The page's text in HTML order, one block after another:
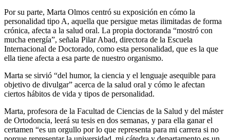
Por su parte, Marta Olmos centró su exposición en cómo la
personalidad tipo A, aquella que persigue metas ilimitadas de forma
crónica, afecta a la salud oral. La propia doctoranda “mostró con
mucha energía”, señala Pilar Abad, directora de la Escuela
Internacional de Doctorado, como esta personalidad, que es la que
ella tiene afecta a esa parte de nuestro organismo.
Marta se sirvió “del humor, la ciencia y el lenguaje asequible para
objetivo de divulgar” acerca de la salud oral y cómo le afectan
ciertos hábitos de vida y tipos de personalidad.
Marta, profesora de la Facultad de Ciencias de la Salud y del máster
de Ortodoncia, leerá su tesis en dos semanas, y para ella ganar el
certamen “es un orgullo por lo que representa para mi carrera si no